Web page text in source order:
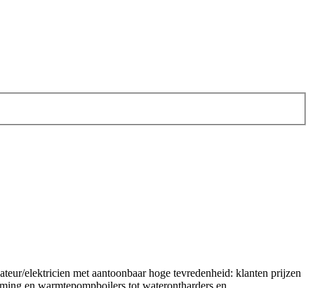
elektricien met aantoonbaar hoge tevredenheid: klanten prijzen
en warmtepompboilers tot waterontharders en